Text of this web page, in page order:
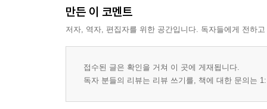
만든 이 코멘트
저자, 역자, 편집자를 위한 공간입니다. 독자들에게 전하
접수된 글은 확인을 거쳐 이 곳에 게재됩니다.
독자 분들의 리뷰는 리뷰 쓰기를, 책에 대한 문의는